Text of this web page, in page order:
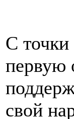
С точки
первую
свой